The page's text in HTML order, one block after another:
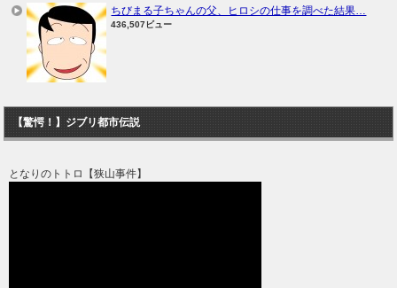
ちびまる子ちゃんの父、ヒロシの仕事を調べた結果…
436,507ビュー
【驚愕！】ジブリ都市伝説
となりのトトロ【狭山事件】